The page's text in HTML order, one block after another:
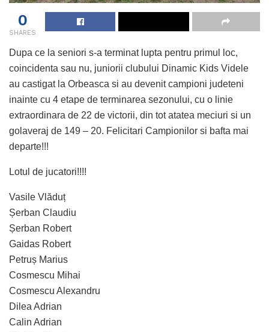
0
SHARES
Dupa ce la seniori s-a terminat lupta pentru primul loc,
coincidenta sau nu, juniorii clubului Dinamic Kids Videle
au castigat la Orbeasca si au devenit campioni judeteni
inainte cu 4 etape de terminarea sezonului, cu o linie
extraordinara de 22 de victorii, din tot atatea meciuri si un
golaveraj de 149 – 20. Felicitari Campionilor si bafta mai
departe!!!
Lotul de jucatori!!!!
Vasile Vlăduț
Șerban Claudiu
Șerban Robert
Gaidas Robert
Petruș Marius
Cosmescu Mihai
Cosmescu Alexandru
Dilea Adrian
Calin Adrian